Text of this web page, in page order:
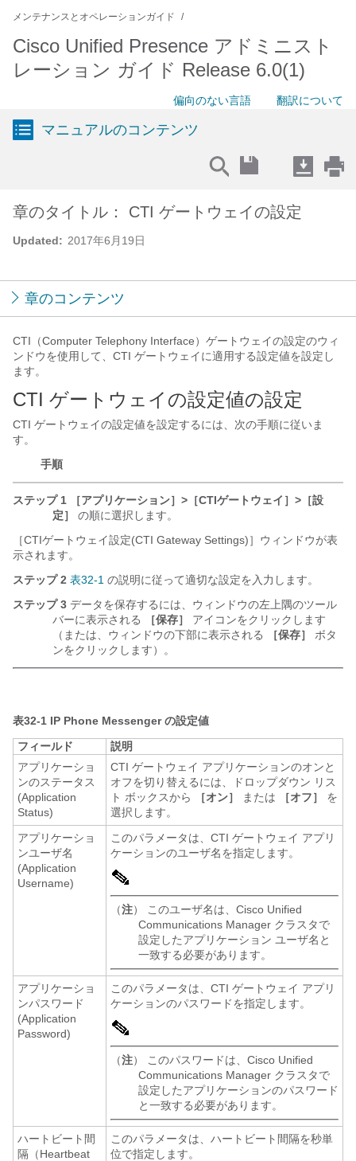
メンテナンスとオペレーションガイド
Cisco Unified Presence アドミニスト
レーション ガイド Release 6.0(1)
偏向のない言語 翻訳について
マニュアルのコンテンツ
Updated: 2017年6月19日
章のタイトル： CTI ゲートウェイの設定
章のコンテンツ
CTI（Computer Telephony Interface）ゲートウェイの設定のウィ
ンドウを使用して、CTI ゲートウェイに適用する設定値を設定し
ます。
CTI ゲートウェイの設定値の設定
CTI ゲートウェイの設定値を設定するには、次の手順に従いま
す。
手順
ステップ 1
［アプリケーション］>［CTIゲートウェイ］>［設
定］
の順に選択します。
［CTIゲートウェイ設定(CTI Gateway Settings)］ウィンドウが表
示されます。
ステップ 2 表32-1 の説明に従って適切な設定を入力します。
ステップ 3 データを保存するには、ウィンドウの左上隅のツール
バーに表示される
［保存］
アイコンをクリックします
（または、ウィンドウの下部に表示される
［保存］
ボタ
ンをクリックします）。
表32-1 IP Phone Messenger の設定値
フィールド
説明
アプリケーショ
ンのステータス
(Application
Status)
CTI ゲートウェイ アプリケーションのオンと
オフを切り替えるには、ドロップダウン リス
ト ボックスから
［オン］ または ［オフ］
を
選択します。
アプリケーショ
ンユーザ名
(Application
Username)
このパラメータは、CTI ゲートウェイ アプリ
ケーションのユーザ名を指定します。
（注） このユーザ名は、Cisco Unified
Communications Manager クラスタで
設定したアプリケーション ユーザ名と
一致する必要があります。
アプリケーショ
ンパスワード
(Application
Password)
このパラメータは、CTI ゲートウェイ アプリ
ケーションのパスワードを指定します。
（注） このパスワードは、Cisco Unified
Communications Manager クラスタで
設定したアプリケーションのパスワード
と一致する必要があります。
ハートビート間
隔（Heartbeat
このパラメータは、ハートビート間隔を秒単
位で指定します。